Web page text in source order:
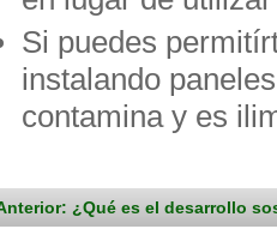
Si puedes
instalando
contamina y es
¿Qué es el desarrollo